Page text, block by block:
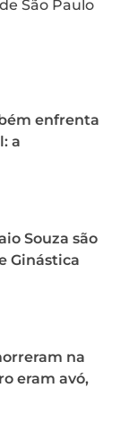
São Paulo
enfrenta
a
Souza são
Ginástica
na
eram avó,